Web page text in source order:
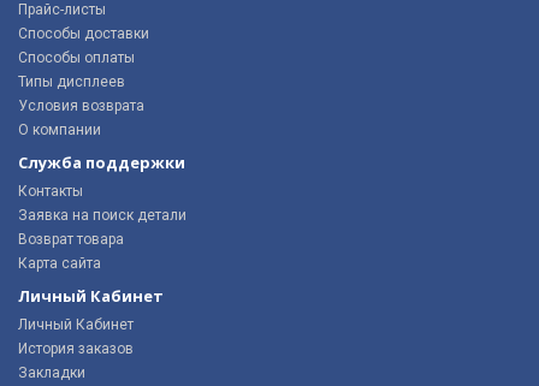
Прайс-листы
Способы доставки
Способы оплаты
Типы дисплеев
Условия возврата
О компании
Служба поддержки
Контакты
Заявка на поиск детали
Возврат товара
Карта сайта
Личный Кабинет
Личный Кабинет
История заказов
Закладки